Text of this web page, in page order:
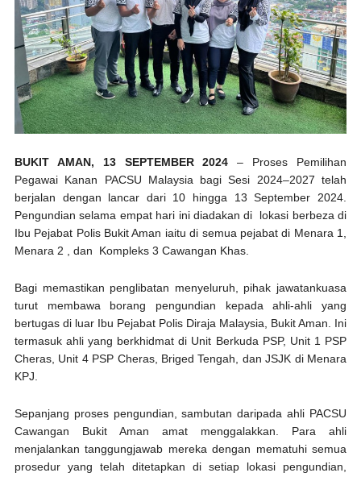
BUKIT AMAN, 13 SEPTEMBER 2024 – Proses Pemilihan
Pegawai Kanan PACSU Malaysia bagi Sesi 2024–2027 telah
berjalan dengan lancar dari 10 hingga 13 September 2024.
Pengundian selama empat hari ini diadakan di lokasi berbeza di
Ibu Pejabat Polis Bukit Aman iaitu di semua pejabat di Menara 1,
Menara 2 , dan Kompleks 3 Cawangan Khas.
Bagi memastikan penglibatan menyeluruh, pihak jawatankuasa
turut membawa borang pengundian kepada ahli-ahli yang
bertugas di luar Ibu Pejabat Polis Diraja Malaysia, Bukit Aman. Ini
termasuk ahli yang berkhidmat di Unit Berkuda PSP, Unit 1 PSP
Cheras, Unit 4 PSP Cheras, Briged Tengah, dan JSJK di Menara
KPJ.
Sepanjang proses pengundian, sambutan daripada ahli PACSU
Cawangan Bukit Aman amat menggalakkan. Para ahli
menjalankan tanggungjawab mereka dengan mematuhi semua
prosedur yang telah ditetapkan di setiap lokasi pengundian,